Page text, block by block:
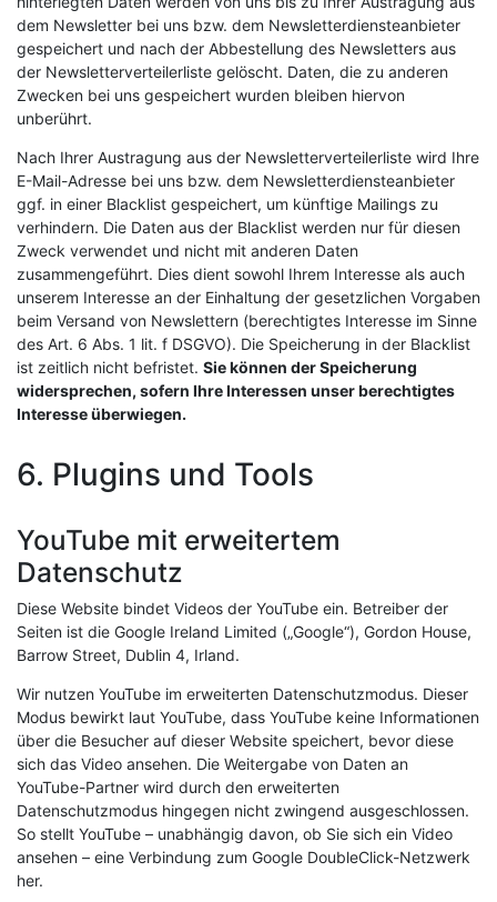
dem Newsletter bei uns bzw. dem Newsletterdiensteanbieter
gespeichert und nach der Abbestellung des Newsletters aus
der Newsletterverteilerliste gelöscht. Daten, die zu anderen
Zwecken bei uns gespeichert wurden bleiben hiervon
unberührt.
Nach Ihrer Austragung aus der Newsletterverteilerliste wird Ihre
E-Mail-Adresse bei uns bzw. dem Newsletterdiensteanbieter
ggf. in einer Blacklist gespeichert, um künftige Mailings zu
verhindern. Die Daten aus der Blacklist werden nur für diesen
Zweck verwendet und nicht mit anderen Daten
zusammengeführt. Dies dient sowohl Ihrem Interesse als auch
unserem Interesse an der Einhaltung der gesetzlichen Vorgaben
beim Versand von Newslettern (berechtigtes Interesse im Sinne
des Art. 6 Abs. 1 lit. f DSGVO). Die Speicherung in der Blacklist
ist zeitlich nicht befristet. Sie können der Speicherung
widersprechen, sofern Ihre Interessen unser berechtigtes
Interesse überwiegen.
6. Plugins und Tools
YouTube mit erweitertem
Datenschutz
Diese Website bindet Videos der YouTube ein. Betreiber der
Seiten ist die Google Ireland Limited („Google“), Gordon House,
Barrow Street, Dublin 4, Irland.
Wir nutzen YouTube im erweiterten Datenschutzmodus. Dieser
Modus bewirkt laut YouTube, dass YouTube keine Informationen
über die Besucher auf dieser Website speichert, bevor diese
sich das Video ansehen. Die Weitergabe von Daten an
YouTube-Partner wird durch den erweiterten
Datenschutzmodus hingegen nicht zwingend ausgeschlossen.
So stellt YouTube – unabhängig davon, ob Sie sich ein Video
ansehen – eine Verbindung zum Google DoubleClick-Netzwerk
her.